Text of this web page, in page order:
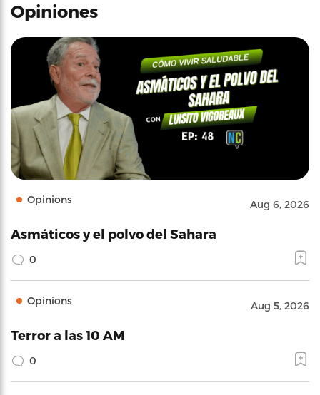
Opiniones
Opinions Aug 6, 2026
Asmáticos y el polvo del Sahara
0
Opinions Aug 5, 2026
Terror a las 10 AM
0